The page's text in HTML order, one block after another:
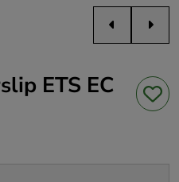
ETS EC